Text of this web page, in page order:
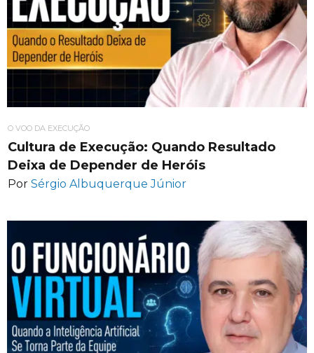
O VOO DA EXECUÇÃO
Cultura de Execução: Quando Resultado
Deixa de Depender de Heróis
Por Sérgio Albuquerque Júnior